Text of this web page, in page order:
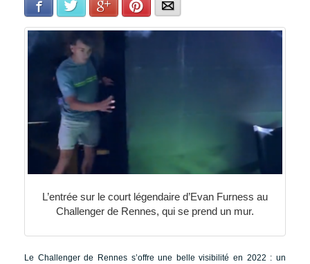
Facebook Twitter Google+Pinterest
L’entrée sur le court légendaire d’Evan Furness au
Challenger de Rennes, qui se prend un mur.
Le Challenger de Rennes s’offre une belle visibilité en 2022 : un